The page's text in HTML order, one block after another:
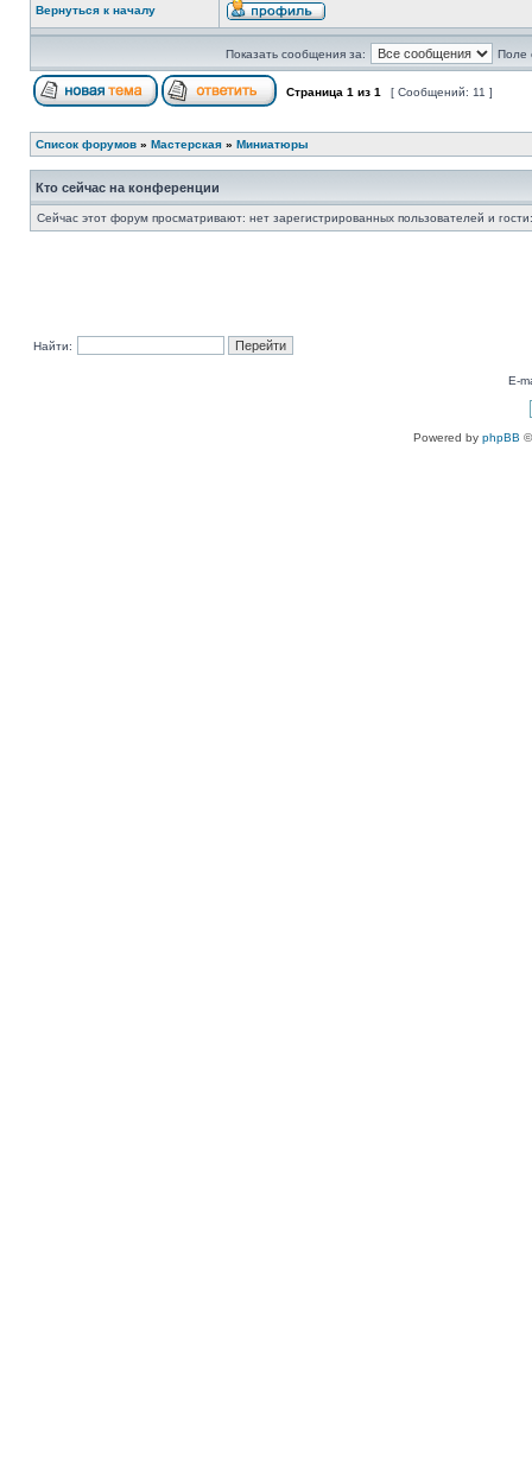
Вернуться к началу
Показать сообщения за: Поле
Страница 1 из 1 [ Сообщений: 11 ]
Список форумов » Мастерская » Миниатюры
Кто сейчас на конференции
Сейчас этот форум просматривают: нет зарегистрированных пользователей и
Найти:
E-
Powered by phpBB